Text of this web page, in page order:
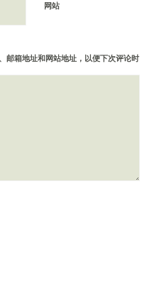
网站
邮箱地址和网站地址，以便下次评论时